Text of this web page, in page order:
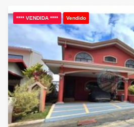
**** VENDIDA **** Vendido